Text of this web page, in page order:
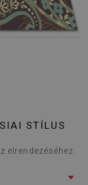
STÍLUS
elrendezéséhez.